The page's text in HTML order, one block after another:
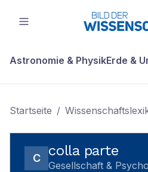
Astronomie & PhysikErde &
Startseite /
C colla parte
Gesellschaft &